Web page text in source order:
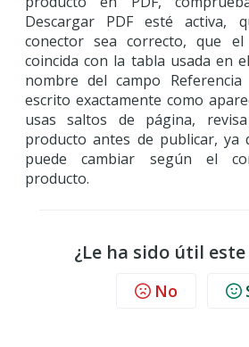
Descargar PDF esté activa,
conector sea correcto, que
coincida con la tabla usada en
nombre del campo
escrito exactamente como
usas saltos de página,
producto antes de publicar, ya
puede cambiar según el
producto.
¿Le ha sido útil
No